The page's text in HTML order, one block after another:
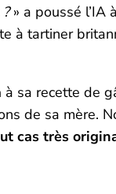
» a poussé l’IA
à tartiner
à sa recette de
de sa mère.
cas très